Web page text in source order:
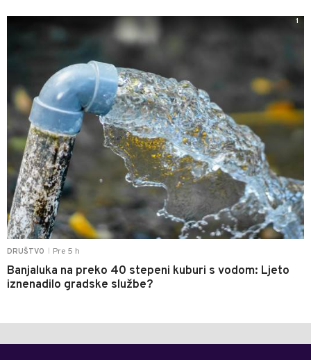
DRUŠTVO Pre 5 h
Banjaluka na preko 40 stepeni kuburi s vodom: Ljeto
iznenadilo gradske službe?
1